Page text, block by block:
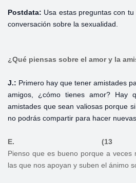
Postdata: Usa estas preguntas con
conversación sobre la sexualidad.
¿Qué piensas sobre el amor y la
J.: Primero hay que tener amistades
amigos, ¿cómo tienes amor? Hay
amistades que sean valiosas porque
no podrás compartir para hacer
E. (13
Pienso que es bueno porque a veces
las que nos apoyan y suben el ánimo